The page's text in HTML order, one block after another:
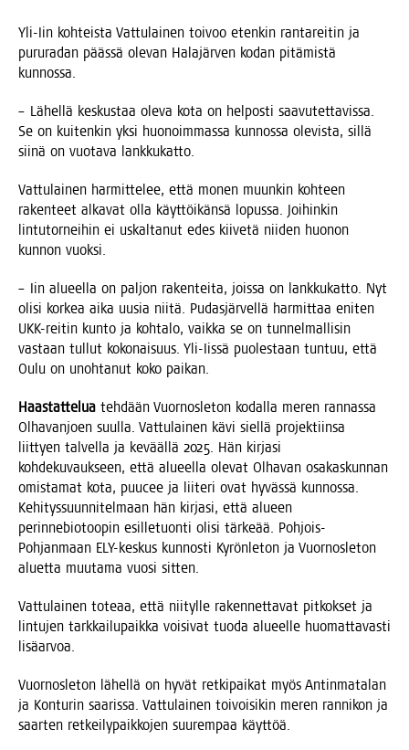
Yli-Iin koh­teis­ta Vat­tu­lai­nen toi­voo eten­kin ran­ta­rei­tin ja
puru­ra­dan pääs­sä ole­van Hala­jär­ven kodan pitä­mis­tä
kunnossa.
– Lähel­lä kes­kus­taa ole­va kota on hel­pos­ti saa­vu­tet­ta­vis­sa.
Se on kui­ten­kin yksi huo­noim­mas­sa kun­nos­sa ole­vis­ta, sil­lä
sii­nä on vuo­ta­va lankkukatto.
Vat­tu­lai­nen har­mit­te­lee, että monen muun­kin koh­teen
raken­teet alka­vat olla käyt­töi­kän­sä lopus­sa. Joi­hin­kin
lin­tu­tor­nei­hin ei uskal­ta­nut edes kii­ve­tä nii­den huo­non
kun­non vuoksi.
– Iin alu­eel­la on pal­jon raken­tei­ta, jois­sa on lank­ku­kat­to. Nyt
oli­si kor­kea aika uusia nii­tä. Pudas­jär­vel­lä har­mit­taa eni­ten
UKK-rei­tin kun­to ja koh­ta­lo, vaik­ka se on tun­nel­mal­li­sin
vas­taan tul­lut koko­nai­suus. Yli-Iis­sä puo­les­taan tun­tuu, että
Oulu on unoh­ta­nut koko paikan.
Haas­tat­te­lua teh­dään Vuor­nos­le­ton kodal­la meren ran­nas­sa
Olha­van­joen suul­la. Vat­tu­lai­nen kävi siel­lä pro­jek­tiin­sa
liit­tyen tal­vel­la ja kevääl­lä 2025. Hän kir­ja­si
koh­de­ku­vauk­seen, että alu­eel­la ole­vat Olha­van osa­kas­kun­nan
omis­ta­mat kota, puucee ja lii­te­ri ovat hyväs­sä kun­nos­sa.
Kehi­tys­suun­ni­tel­maan hän kir­ja­si, että alu­een
perin­ne­bio­too­pin esil­le­tuon­ti oli­si tär­ke­ää. Poh­jois-
Poh­jan­maan ELY-kes­kus kun­nos­ti Kyrön­le­ton ja Vuor­nos­le­ton
aluet­ta muu­ta­ma vuo­si sitten.
Vat­tu­lai­nen tote­aa, että nii­tyl­le raken­net­ta­vat pit­kok­set ja
lin­tu­jen tark­kai­lu­paik­ka voi­si­vat tuo­da alu­eel­le huo­mat­ta­vas­ti
lisäarvoa.
Vuor­nos­le­ton lähel­lä on hyvät ret­ki­pai­kat myös Antin­ma­ta­lan
ja Kon­tu­rin saa­ris­sa. Vat­tu­lai­nen toi­voi­si­kin meren ran­ni­kon ja
saar­ten ret­kei­ly­paik­ko­jen suu­rem­paa käyttöä.